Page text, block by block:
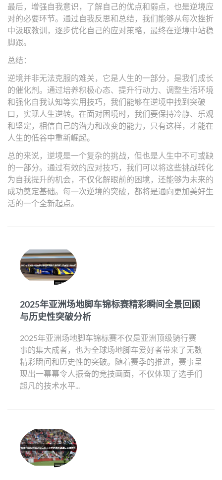
最后，增强自我意识，了解自己的优点和弱点，也是逆境应
对的必要环节。通过自我反思和总结，我们能够从每次挫折
中汲取教训，逐步优化自己的应对策略，最终在逆境中站稳
脚跟。
总结：
逆境并非无法克服的难关，它是人生的一部分，是我们成长
的催化剂。通过培养积极心态、提升行动力、调整生活环境
和强化自我认知等实用技巧，我们能够在逆境中找到突破
口，实现人生逆转。在面对困境时，我们要保持冷静、乐观
和坚定，相信自己的潜力和改变的能力，只有这样，才能在
人生的低谷中重新崛起。
总的来说，逆境是一个复杂的挑战，但也是人生中不可或缺
的一部分。通过有效的应对技巧，我们可以将这些挑战转化
为自我提升的机会，不仅化解眼前的困境，还能够为未来的
成功奠定基础。每一次逆境的突破，都将是通向更加美好生
活的一个全新起点。
2025年亚洲场地脚车锦标赛精彩瞬间全景回顾
与历史性突破分析
2025年亚洲场地脚车锦标赛不仅是亚洲顶级骑行赛
事的集大成者，也为全球场地脚车爱好者带来了无数
精彩瞬间和历史性的突破。随着赛季的推进，赛事呈
现出一幕幕令人振奋的竞技画面，不仅体现了选手们
超凡的技术水平...